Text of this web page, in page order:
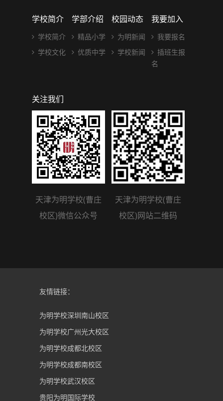
学校简介
学校简介
学校文化
学部介绍
精品小学
优质中学
校园动态
为明新闻
学校新闻
我要加入
我要报名
插班生报
名
关注我们
天津为明学校(曹庄
校区)微信公众号
天津为明学校(曹庄
校区)网站二维码
友情链接：
为明学校深圳南山校区
为明学校广州光大校区
为明学校成都北校区
为明学校成都南校区
为明学校武汉校区
贵阳为明国际学校